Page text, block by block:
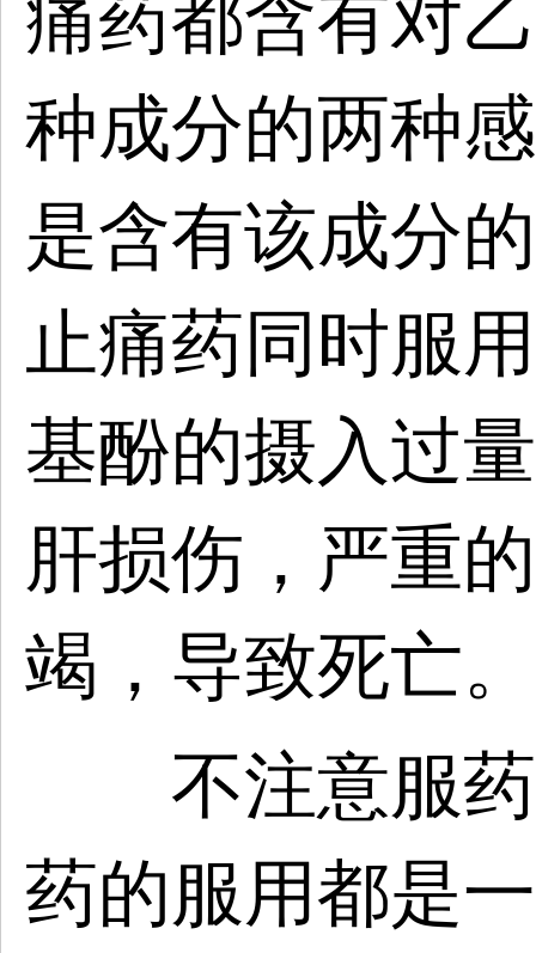
痛药都含有对
种成分的两种
是含有该成分
止痛药同时服
基酚的摄入过
肝损伤，严重
竭，导致死亡。
不注意服药
药的服用都是